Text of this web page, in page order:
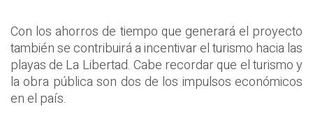
Con los ahorros de tiempo que generará el proyecto
también se contribuirá a incentivar el turismo hacia las
playas de La Libertad. Cabe recordar que el turismo y
la obra pública son dos de los impulsos económicos
en el país.